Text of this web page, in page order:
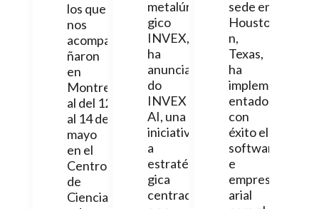
los que
nos
acompa
ñaron
en
Montre
al del 12
al 14 de
mayo
en el
Centro
de
Ciencia
metalúr
gico
INVEX,
ha
anuncia
do
INVEX
AI, una
iniciativ
a
estraté
gica
centrad
sede en
Housto
n,
Texas,
ha
implem
entado
con
éxito el
softwar
e
empres
arial